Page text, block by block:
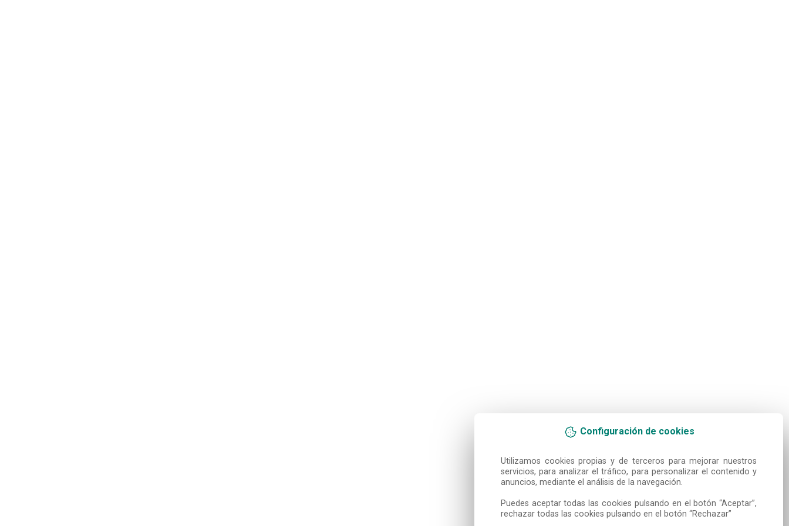
Configuración de cookies
Utilizamos cookies propias y de terceros para mejorar nuestros
servicios, para analizar el tráfico, para personalizar el contenido y
anuncios, mediante el análisis de la navegación.
Puedes aceptar todas las cookies pulsando en el botón “Aceptar”,
rechazar todas las cookies pulsando en el botón “Rechazar”